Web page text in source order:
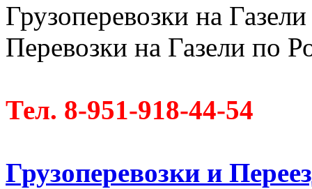
Грузоперевозки на
Перевозки на Газели по
Тел. 8-951-918-44-54
Грузоперевозки и